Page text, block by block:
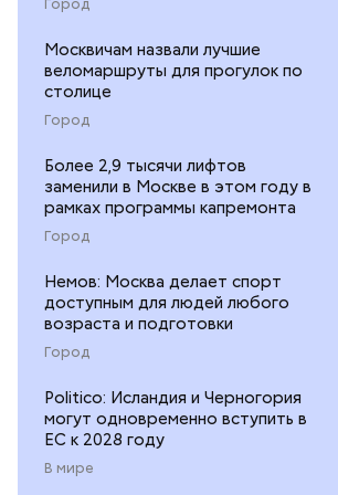
Москвичам назвали лучшие
веломаршруты для прогулок по
столице
Город
Более 2,9 тысячи лифтов
заменили в Москве в этом году в
рамках программы капремонта
Город
Немов: Москва делает спорт
доступным для людей любого
возраста и подготовки
Город
Politico: Исландия и Черногория
могут одновременно вступить в
ЕС к 2028 году
В мире